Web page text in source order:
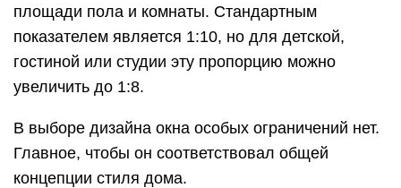
площади пола и комнаты. Стандартным
показателем является 1:10, но для детской,
гостиной или студии эту пропорцию можно
увеличить до 1:8.
В выборе дизайна окна особых ограничений нет.
Главное, чтобы он соответствовал общей
концепции стиля дома.